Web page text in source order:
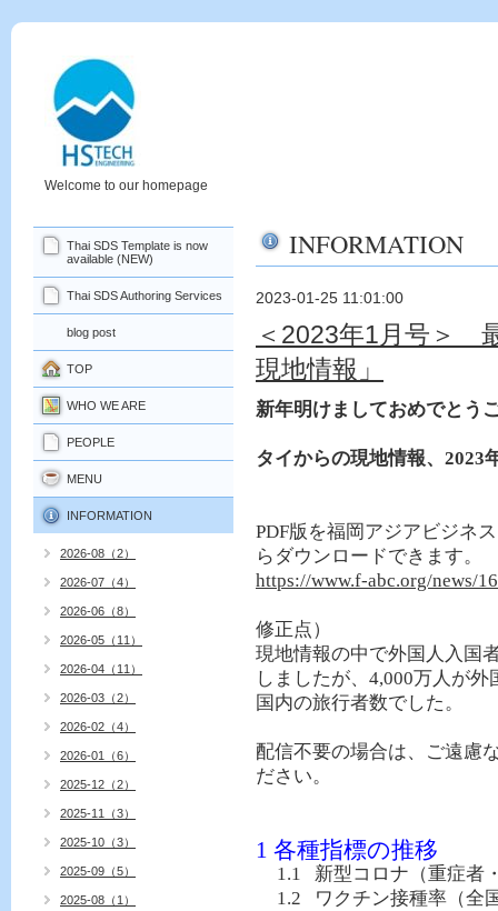
Welcome to our homepage
INFORMATION
2023-01-25 11:01:00
＜2023年1月号＞
現地情報」
新年明けましておめでとう
タイからの現地情報、 2023
PDF版を福岡アジアビジネ
らダウンロードできます。
https://www.f-abc.org/news/
修正点）
現地情報の中で外国人入国
しましたが、 4,000万人が外
国内の旅行者数でした。
配信不要の場合は、ご遠慮
ださい。
1 各種指標の推移
1.1
新型コロナ（重症者
1.2
ワクチン接種率（全
Thai SDS Template is now
available (NEW)
Thai SDS Authoring Services
blog post
TOP
WHO WE ARE
PEOPLE
MENU
INFORMATION
2026-08（2）
2026-07（4）
2026-06（8）
2026-05（11）
2026-04（11）
2026-03（2）
2026-02（4）
2026-01（6）
2025-12（2）
2025-11（3）
2025-10（3）
2025-09（5）
2025-08（1）